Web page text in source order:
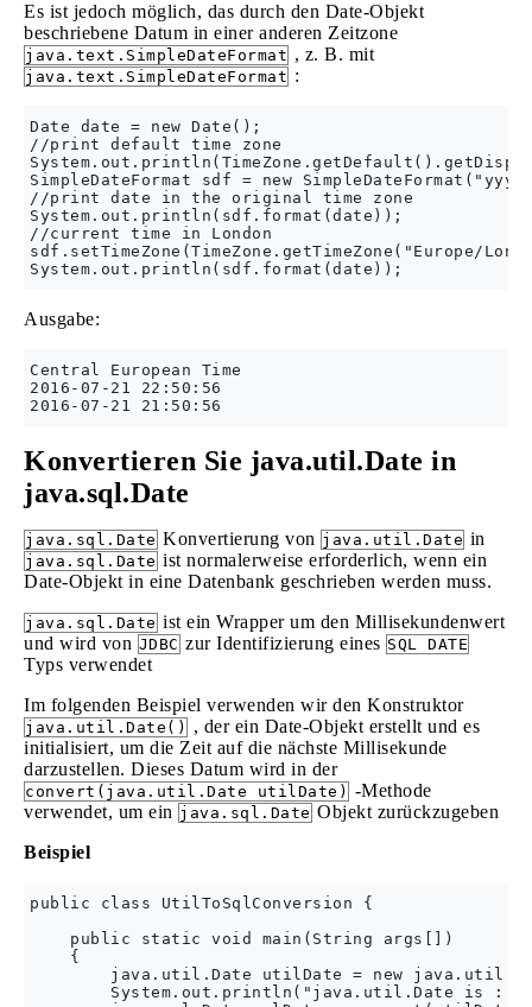
Es ist jedoch möglich, das durch den Date-Objekt
beschriebene Datum in einer anderen Zeitzone
java.text.SimpleDateFormat , z. B. mit
java.text.SimpleDateFormat :
Date date = new Date();
//print default time zone
SimpleDateFormat sdf = new
//print date in the original time zone
System.out.println(sdf.format(date));
//current time in London
sdf.setTimeZone(TimeZone.getTimeZone("Europe/
Ausgabe:
Central European Time
2016-07-21 22:50:56
Konvertieren Sie java.util.Date in
java.sql.Date
java.sql.Date Konvertierung von java.util.Date in
java.sql.Date ist normalerweise erforderlich, wenn ein
Date-Objekt in eine Datenbank geschrieben werden muss.
java.sql.Date ist ein Wrapper um den Millisekundenwert
und wird von JDBC zur Identifizierung eines SQL DATE
Typs verwendet
Im folgenden Beispiel verwenden wir den Konstruktor
java.util.Date()
, der ein Date-Objekt erstellt und es
initialisiert, um die Zeit auf die nächste Millisekunde
darzustellen. Dieses Datum wird in der
convert(java.util.Date utilDate) -Methode
verwendet, um ein java.sql.Date Objekt zurückzugeben
Beispiel
public class UtilToSqlConversion {
    public static void main(String args[])
    {
java.util.Date utilDate = new
System.out.println("java.util.Date is : "